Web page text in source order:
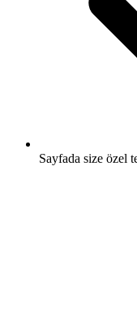
Sayfada size özel